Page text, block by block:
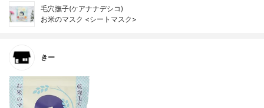
毛穴撫子(ケアナナデシコ)
お米のマスク <シートマスク>
きー